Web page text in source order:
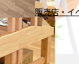
販売店・イ